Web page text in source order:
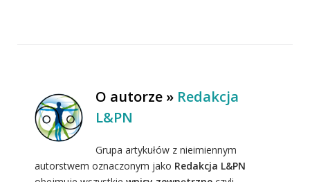
O autorze » Redakcja
L&PN
Grupa artykułów z nieimiennym
autorstwem oznaczonym jako Redakcja L&PN